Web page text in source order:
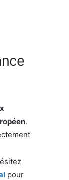
.
pour